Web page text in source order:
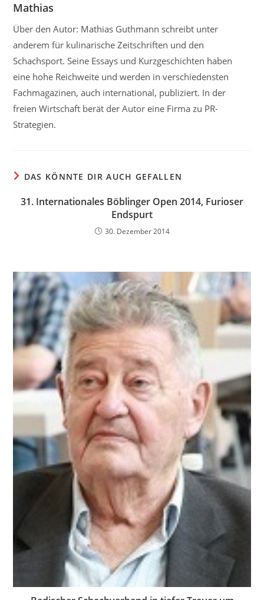
Mathias
Über den Autor: Mathias Guthmann schreibt unter
anderem für kulinarische Zeitschriften und den
Schachsport. Seine Essays und Kurzgeschichten haben
eine hohe Reichweite und werden in verschiedensten
Fachmagazinen, auch international, publiziert. In der
freien Wirtschaft berät der Autor eine Firma zu PR-
Strategien.
DAS KÖNNTE DIR AUCH GEFALLEN
31. Internationales Böblinger Open 2014, Furioser
Endspurt
30. Dezember 2014